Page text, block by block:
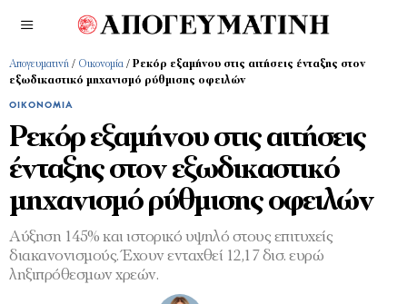
Απογευματινή / Οικονομία / Ρεκόρ εξαμήνου στις αιτήσεις ένταξης στον
εξωδικαστικό μηχανισμό ρύθμισης οφειλών
ΟΙΚΟΝΟΜΊΑ
Ρεκόρ εξαμήνου στις αιτήσεις
ένταξης στον εξωδικαστικό
μηχανισμό ρύθμισης οφειλών
Αύξηση 145% και ιστορικό υψηλό στους επιτυχείς
διακανονισμούς. Έχουν ενταχθεί 12,17 δισ. ευρώ
ληξιπρόθεσμων χρεών.